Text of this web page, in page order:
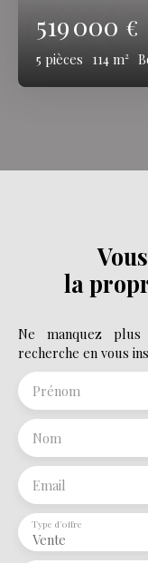
519 000 €
5 pièces 114 m²
la
Ne manquez
recherche en vous
Prénom
Nom
Email
Vente
Type d'offre